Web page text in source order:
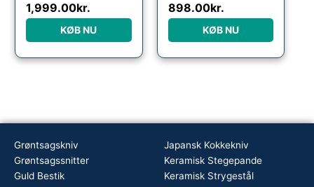
1,999.00kr.
KØB NU
898.00kr.
KØB NU
Grøntsagskniv
Grøntsagssnitter
Guld Bestik
Japansk Kokkekniv
Keramisk Stegepande
Keramisk Strygestål